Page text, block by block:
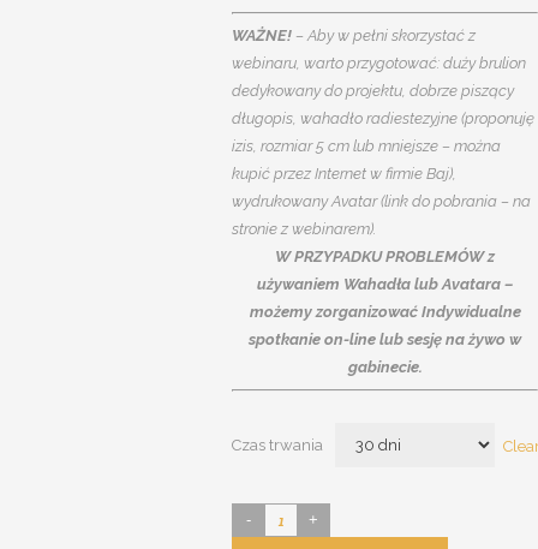
WAŻNE! – Aby w pełni skorzystać z
webinaru, warto przygotować: duży brulion
dedykowany do projektu, dobrze piszący
długopis, wahadło radiestezyjne (proponuję
izis, rozmiar 5 cm lub mniejsze – można
kupić przez Internet w firmie Baj),
wydrukowany Avatar (link do pobrania – na
stronie z webinarem).
W PRZYPADKU PROBLEMÓW z
używaniem Wahadła lub Avatara –
możemy zorganizować Indywidualne
spotkanie on-line lub sesję na żywo w
gabinecie.
Czas trwania